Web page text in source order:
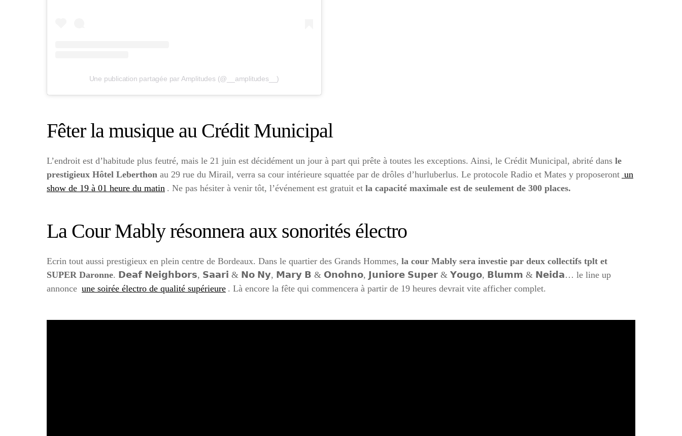
Une publication partagée par Amplitudes (@__amplitudes__)
Fêter la musique au Crédit Municipal
L’endroit est d’habitude plus feutré, mais le 21 juin est décidément un jour à part qui prête à toutes les exceptions. Ainsi, le Crédit Municipal, abrité dans le
prestigieux Hôtel Leberthon au 29 rue du Mirail, verra sa cour intérieure squattée par de drôles d’hurluberlus. Le protocole Radio et Mates y proposeront un
show de 19 à 01 heure du matin . Ne pas hésiter à venir tôt, l’événement est gratuit et la capacité maximale est de seulement de 300 places.
La Cour Mably résonnera aux sonorités électro
Ecrin tout aussi prestigieux en plein centre de Bordeaux. Dans le quartier des Grands Hommes, la cour Mably sera investie par deux collectifs tplt et
SUPER Daronne. 𝗗𝗲𝗮𝗳 𝗡𝗲𝗶𝗴𝗵𝗯𝗼𝗿𝘀, 𝗦𝗮𝗮𝗿𝗶 & 𝗡𝗼 𝗡𝘆, 𝗠𝗮𝗿𝘆 𝗕 & 𝗢𝗻𝗼𝗵𝗻𝗼, 𝗝𝘂𝗻𝗶𝗼𝗿𝗲 𝗦𝘂𝗽𝗲𝗿 & 𝗬𝗼𝘂𝗴𝗼, 𝗕𝗹𝘂𝗺𝗺 & 𝗡𝗲𝗶𝗱𝗮… le line up
annonce une soirée électro de qualité supérieure . Là encore la fête qui commencera à partir de 19 heures devrait vite afficher complet.